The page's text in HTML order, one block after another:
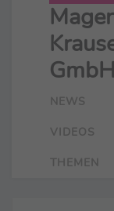
GmbH
NEWS
VIDEOS
THEMEN